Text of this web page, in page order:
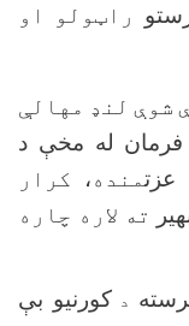
راټولو او
شوې لنډ مهالې
فرمان له مخې د
عزتمنده ، کرار
ته لاره چاره
د
كورنيو بې